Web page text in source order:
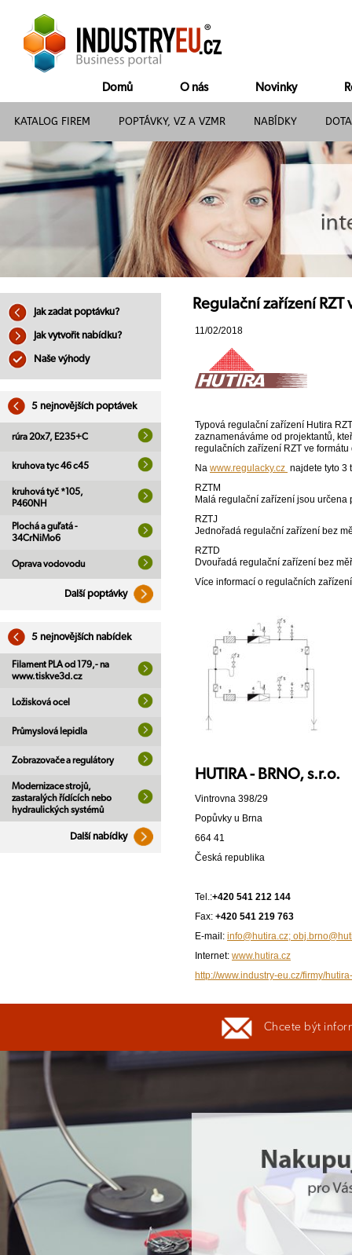
Domů O nás Novinky
KATALOG FIREM POPTÁVKY, VZ A VZMR NABÍDKY
Jak zadat poptávku?
Jak vytvořit nabídku?
Naše výhody
5 nejnovějších poptávek
rúra 20x7, E235+C
kruhova tyc 46 c45
kruhová tyč *105,
P460NH
Plochá a guľatá -
34CrNiMo6
Oprava vodovodu
Další poptávky
5 nejnovějších nabídek
Filament PLA od 179,- na
www.tiskve3d.cz
Ložisková ocel
Průmyslová lepidla
Zobrazovače a regulátory
Modernizace strojů,
zastaralých řídících nebo
hydraulických systémů
Další nabídky
Regulační zařízení
11/02/2018
Typová regulační zařízení Hutira
zaznamenáváme od projektantů,
regulačních zařízení RZT ve formátu
Na www.regulacky.cz najdete tyto 3
RZTM
Malá regulační zařízení jsou určena
RZTJ
Jednořadá regulační zařízení bez
RZTD
Dvouřadá regulační zařízení bez
Více informací o regulačních
HUTIRA - BRNO, s.r.o.
Vintrovna 398/29
Popůvky u Brna
664 41
Česká republika
Tel.:+420 541 212 144
Fax: +420 541 219 763
E-mail: info@hutira.cz;
Internet: www.hutira.cz
http://www.industry-eu.cz/firmy/
Chcete být